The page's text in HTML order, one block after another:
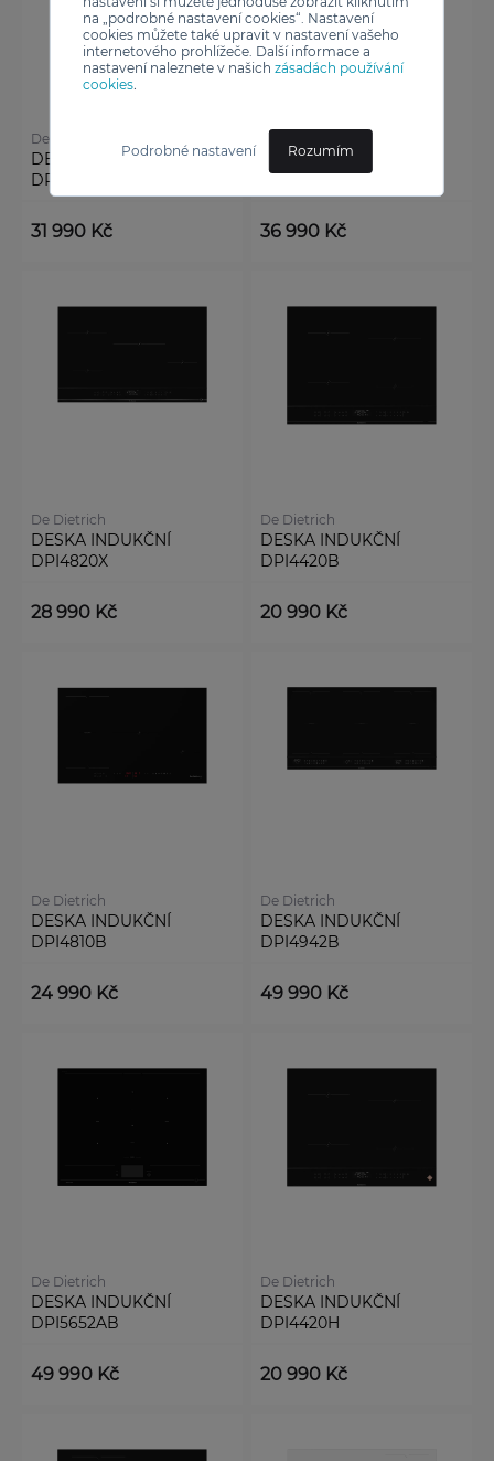
na „podrobné nastavení cookies“. Nastavení
cookies můžete také upravit v nastavení vašeho
internetového prohlížeče. Další informace a
nastavení naleznete v našich zásadách používání
cookies.
Podrobné nastavení Rozumím
De Dietrich
DESKA INDUKČNÍ
DPI4830B
31 990 Kč
DESKA INDUKČNÍ
DPI4832B
36 990 Kč
De Dietrich
DESKA INDUKČNÍ
DPI4820X
28 990 Kč
De Dietrich
DESKA INDUKČNÍ
DPI4420B
20 990 Kč
De Dietrich
DESKA INDUKČNÍ
DPI4810B
24 990 Kč
De Dietrich
DESKA INDUKČNÍ
DPI4942B
49 990 Kč
De Dietrich
DESKA INDUKČNÍ
DPI5652AB
49 990 Kč
De Dietrich
DESKA INDUKČNÍ
DPI4420H
20 990 Kč